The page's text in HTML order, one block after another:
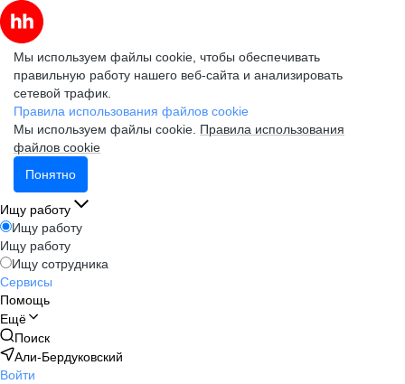
Мы используем файлы cookie, чтобы обеспечивать
правильную работу нашего веб-сайта и анализировать
сетевой трафик.
Правила использования файлов cookie
Мы используем файлы cookie. Правила использования
файлов cookie
Понятно
Ищу работу
Ищу работу
Ищу работу
Ищу сотрудника
Сервисы
Помощь
Ещё
Поиск
Али-Бердуковский
Войти